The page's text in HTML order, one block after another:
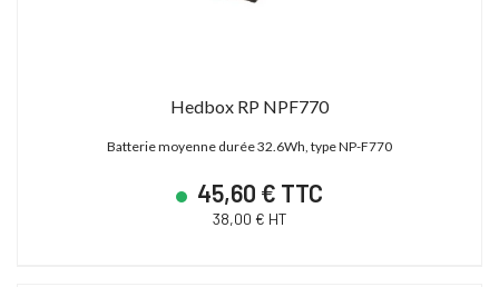
Hedbox RP NPF770
Batterie moyenne durée 32.6Wh, type NP-F770
45,60 € TTC
38,00 € HT